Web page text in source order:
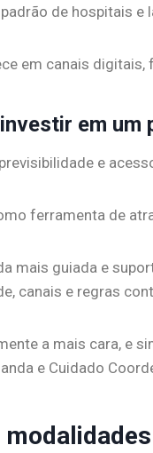
de hospitais e
em canais
em um
e
ferramenta de
mais guiada e
canais e regras
a mais cara, e
e Cuidado